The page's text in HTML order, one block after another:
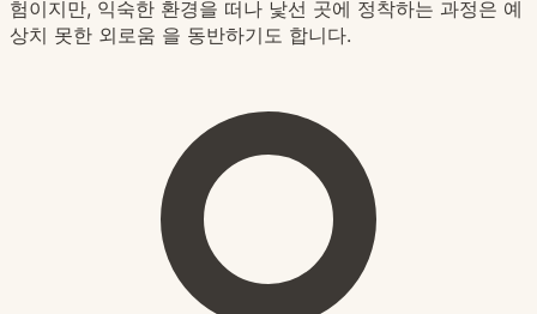
험이지만, 익숙한 환경을 떠나 낯선 곳에 정착하는 과정은 예
상치 못한 외로움 을 동반하기도 합니다.